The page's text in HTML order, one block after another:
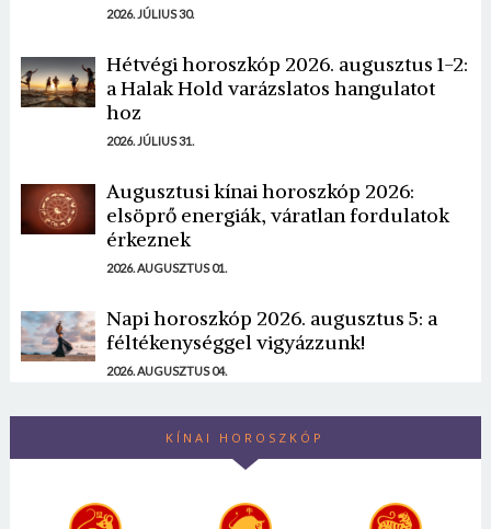
2026. JÚLIUS 30.
Hétvégi horoszkóp 2026. augusztus 1-2:
a Halak Hold varázslatos hangulatot
hoz
2026. JÚLIUS 31.
Augusztusi kínai horoszkóp 2026:
elsöprő energiák, váratlan fordulatok
érkeznek
2026. AUGUSZTUS 01.
Napi horoszkóp 2026. augusztus 5: a
féltékenységgel vigyázzunk!
2026. AUGUSZTUS 04.
KÍNAI HOROSZKÓP